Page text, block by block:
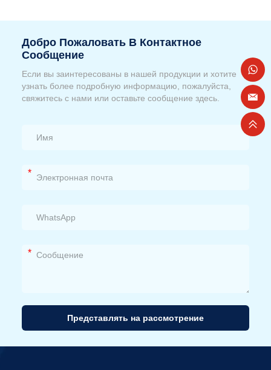
Добро Пожаловать В Контактное
Сообщение
Если вы заинтересованы в нашей продукции и хотите
узнать более подробную информацию, пожалуйста,
свяжитесь с нами или оставьте сообщение здесь.
*
*
Представлять на рассмотрение
вариант: